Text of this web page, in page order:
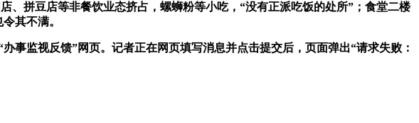
拼豆店等非餐饮业态挤占，螺蛳粉等小吃，“没有正派吃饭的处所”；食堂二楼
其不满。
监视反馈”网页。记者正在网页填写消息并点击提交后，页面弹出“请求失败：